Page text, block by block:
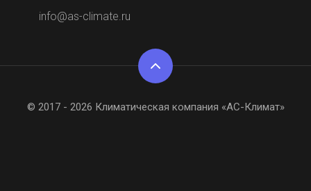
info@as-climate.ru
© 2017 - 2026 Климатическая компания «АС-Климат»